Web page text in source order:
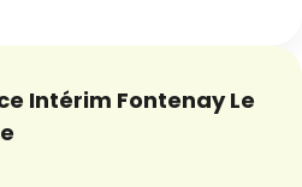
Intérim Fontenay Le